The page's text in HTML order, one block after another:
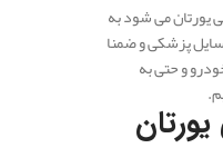
یورتان می شود به
پزشکی و ضمنا
و حتی به